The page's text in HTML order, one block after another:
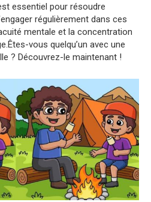
essentiel pour résoudre
régulièrement dans ces
mentale et la concentration
vous quelqu’un avec une
? Découvrez-le maintenant !